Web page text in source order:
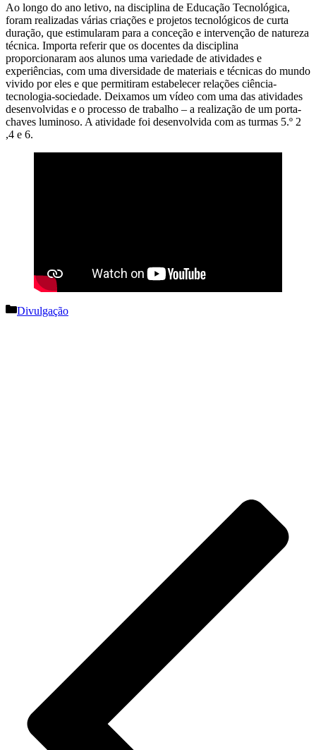
Ao longo do ano letivo, na disciplina de Educação Tecnológica,
foram realizadas várias criações e projetos tecnológicos de curta
duração, que estimularam para a conceção e intervenção de natureza
técnica. Importa referir que os docentes da disciplina
proporcionaram aos alunos uma variedade de atividades e
experiências, com uma diversidade de materiais e técnicas do mundo
vivido por eles e que permitiram estabelecer relações ciência-
tecnologia-sociedade. Deixamos um vídeo com uma das atividades
desenvolvidas e o processo de trabalho – a realização de um porta-
chaves luminoso. A atividade foi desenvolvida com as turmas 5.º 2
,4 e 6.
Categorias
Divulgação